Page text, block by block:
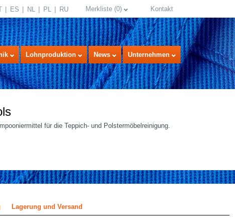
ES NL PL RU Merkliste (0) Kontakt
Lohnproduktion News Unternehmen
für die Teppich- und Polstermöbelreinigung.
Lagerung und Versand